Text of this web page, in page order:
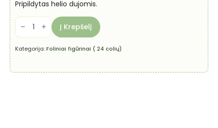
Pripildytas helio dujomis.
produkto
kiekis:
Helio
balionas
-
Mano
"Balioniukė"
Į Krepšelį
Kategorija:Foliniai figūrinai ( 24 colių)